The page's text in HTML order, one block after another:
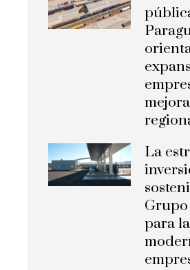
La
Grupo
para la